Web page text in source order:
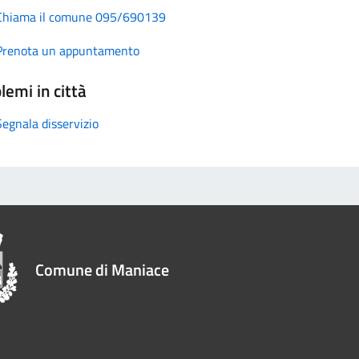
il comune 095/690139
un appuntamento
in città
disservizio
Comune di Maniace